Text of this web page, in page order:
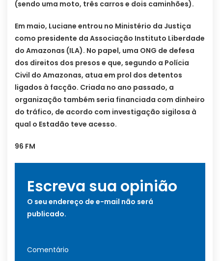
(sendo uma moto, três carros e dois caminhões).
Em maio, Luciane entrou no Ministério da Justiça
como presidente da Associação Instituto Liberdade
do Amazonas (ILA). No papel, uma ONG de defesa
dos direitos dos presos e que, segundo a Polícia
Civil do Amazonas, atua em prol dos detentos
ligados à facção. Criada no ano passado, a
organização também seria financiada com dinheiro
do tráfico, de acordo com investigação sigilosa à
qual o Estadão teve acesso.
96 FM
Escreva sua opinião
O seu endereço de e-mail não será
publicado.
Comentário